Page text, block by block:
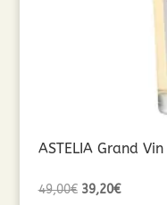
ASTELIA Grand
49,00€ Le
39,20€Le